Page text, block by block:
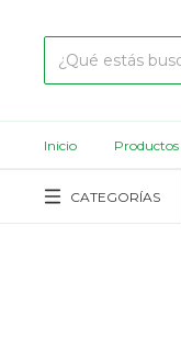
Inicio Productos
CATEGORÍAS